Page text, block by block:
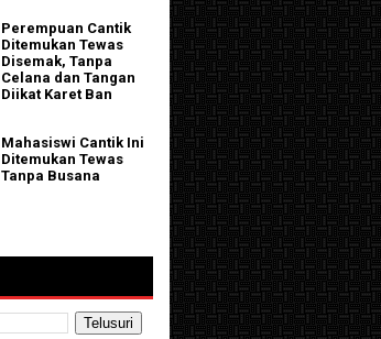
Perempuan Cantik
Ditemukan Tewas
Disemak, Tanpa
Celana dan Tangan
Diikat Karet Ban
Mahasiswi Cantik Ini
Ditemukan Tewas
Tanpa Busana